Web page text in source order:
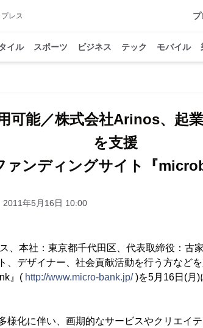
レス
イル スポーツ ビジネス テック モバイル
可能／株式会社Arinos、起
を支援
2011年5月16日 10:00
、本社：東京都千代田区、代表取締役：古
、デザイナー、社会貢献活動を行う方など
』( http://www.micro-bank.jp/)を5月16日(月)
化に伴い、画期的なサービスやクリエイ